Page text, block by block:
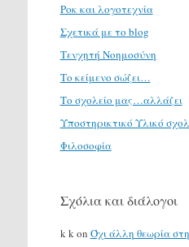
Ροκ και λογοτεχνία
Σχετικά με το blog
Τενχητή Νοημοσύνη
Το κείμενο σώζει…
Το σχολείο μας…αλλάζει
Υποστηρικτικό Υλικό
Φιλοσοφία
Σχόλια και διάλογοι
k k on Όχι άλλη θεωρία